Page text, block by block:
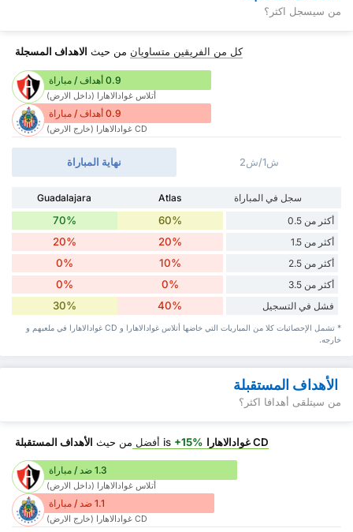
من سيسجل اكثر؟
كل من الفريقين متساويان من حيث الاهداف المسجلة
0.9 أهداف / مباراة
أتلاس غوادالاهارا (داخل الارض)
0.9 أهداف / مباراة
CD غوادالاهارا (خارج الارض)
نهاية المباراة ش1/ش2
سجل في المباراة Atlas
Guadalajara
أكثر من 0.5
60%
70%
أكثر من 1.5 20%
20%
أكثر من 2.5 10%
0%
أكثر من 3.5 0%
0%
فشل في التسجيل 40%
30%
* تشمل الإحصائيات كلا من المباريات التي خاضها أتلاس غوادالاهارا و CD غوادالاهارا في ملعبهم و
خارجه.
الأهداف المستقبلة
من سيتلقى أهدافا اكثر؟
CD غوادالاهارا +15% أفضل من حيث الأهداف المستقبلة
1.3 ضد / مباراة
أتلاس غوادالاهارا (داخل الارض)
1.1 ضد / مباراة
CD غوادالاهارا (خارج الارض)